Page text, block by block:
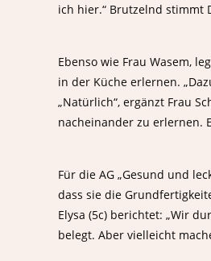
ich hier.“ Brutzelnd stimmt
Ebenso wie Frau Wasem,
in der Küche erlernen.
„Natürlich“, ergänzt Frau
nacheinander zu erlernen.
Für die AG „Gesund und
dass sie die
Elysa (5c) berichtet: „Wir
belegt. Aber vielleicht